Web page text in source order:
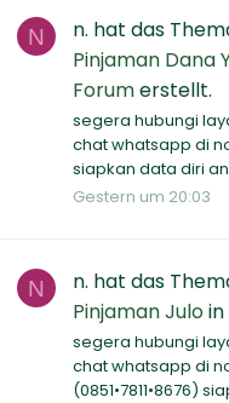
N n. hat das
Pinjaman Dana
Forumerstellt.
segera hubungi
chat whatsapp di
siapkan data diri
Gestern um 20:03
N n. hat das
Pinjaman Juloin
segera hubungi
chat whatsapp di
(0851•7811•8676)